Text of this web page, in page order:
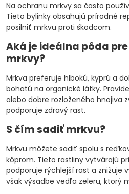
Na ochranu mrkvy sa často
Tieto bylinky obsahujú prírodné
posilniť mrkvu proti škodcom.
Aká je ideálna pôda
mrkvy?
Mrkva preferuje hlbokú, kyprú a
bohatú na organické látky.
alebo dobre rozloženého hnojiva
podporuje zdravý rast.
S čím sadiť mrkvu?
Mrkvu môžete sadiť spolu s
kôprom. Tieto rastliny vytvárajú
podporuje rýchlejší rast a znižuje
však výsadbe vedľa zeleru, ktorý